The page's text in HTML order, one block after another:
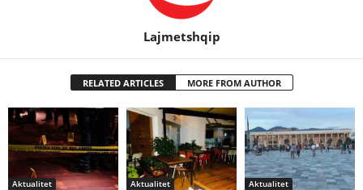
Lajmetshqip
RELATED ARTICLES MORE FROM AUTHOR
Aktualitet Aktualitet Aktualitet